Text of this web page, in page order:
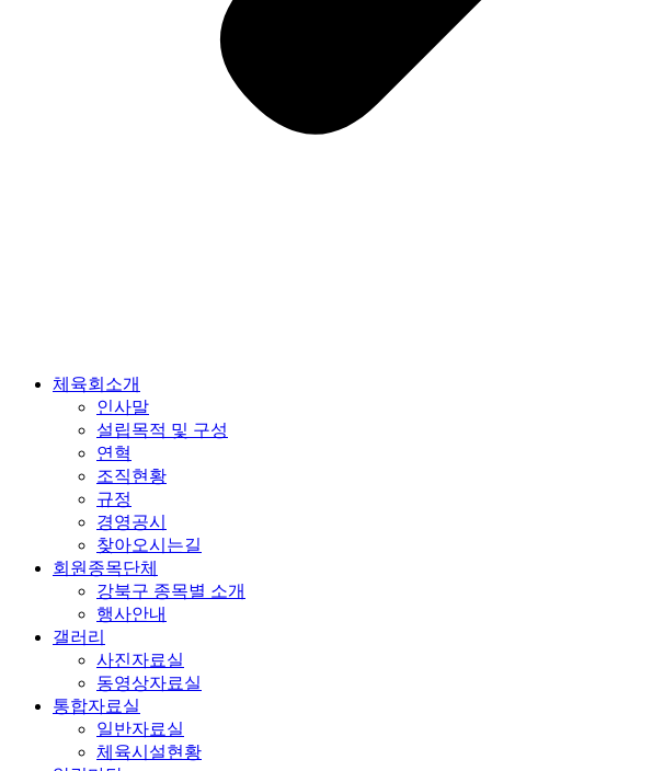
체육회소개
인사말
설립목적 및 구성
연혁
조직현황
규정
경영공시
찾아오시는길
회원종목단체
강북구 종목별 소개
행사안내
갤러리
사진자료실
동영상자료실
통합자료실
일반자료실
체육시설현황